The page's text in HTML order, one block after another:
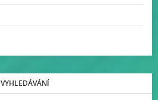
VYHLEDÁVÁNÍ